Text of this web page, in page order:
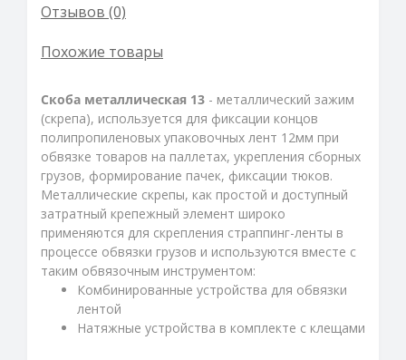
Отзывов (0)
Похожие товары
Скоба металлическая 13 - металлический зажим
(скрепа), используется для фиксации концов
полипропиленовых упаковочных лент 12мм при
обвязке товаров на паллетах, укрепления сборных
грузов, формирование пачек, фиксации тюков.
Металлические скрепы, как простой и доступный
затратный крепежный элемент широко
применяются для скрепления страппинг-ленты в
процессе обвязки грузов и используются вместе с
таким обвязочным инструментом:
Комбинированные устройства для обвязки
лентой
Натяжные устройства в комплекте с клещами